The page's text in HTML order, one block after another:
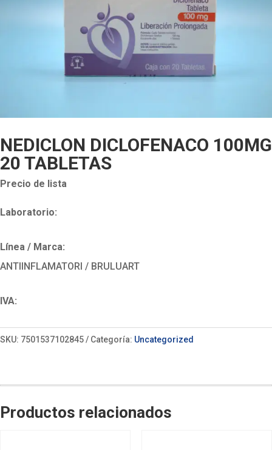
NEDICLON DICLOFENACO 100MG
20 TABLETAS
Precio de lista
Laboratorio:
Línea / Marca:
ANTIINFLAMATORI / BRULUART
IVA:
SKU: 7501537102845 Categoría: Uncategorized
Productos relacionados